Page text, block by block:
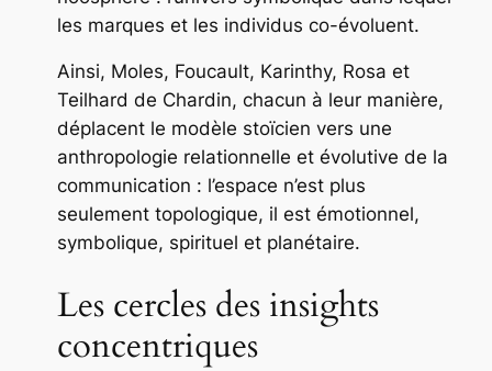
les marques et les individus co-évoluent.
Ainsi, Moles, Foucault, Karinthy, Rosa et
Teilhard de Chardin, chacun à leur manière,
déplacent le modèle stoïcien vers une
anthropologie relationnelle et évolutive de la
communication : l’espace n’est plus
seulement topologique, il est émotionnel,
symbolique, spirituel et planétaire.
Les cercles des insights
concentriques